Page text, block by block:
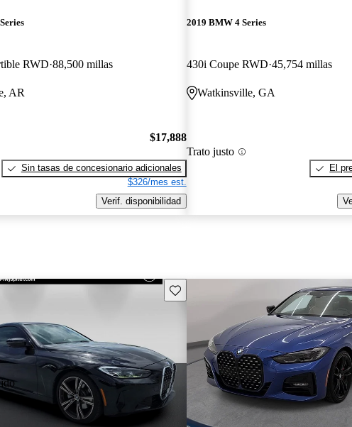
RWD 88,500 millas
AR
$17,888
Sin tasas de concesionario adicionales
$326/mes est.
Verif. disponibilidad
2019 BMW 4 Series
430i Coupe RWD 45,754 millas
Watkinsville, GA
Trato justo
El
Guarda este Aviso